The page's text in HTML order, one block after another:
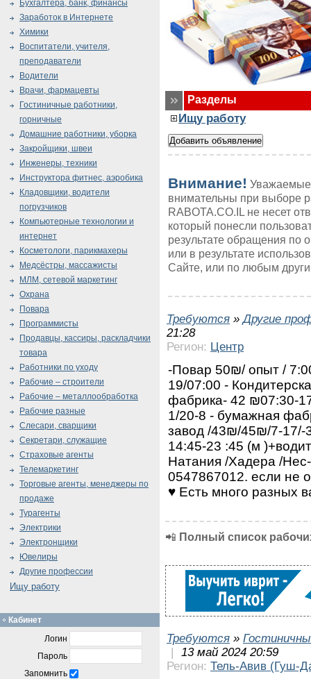
Разделы
Ищу работу
Внимание! Уважаемые
внимательны при выборе
RABOTA.CO.IL не несет
который понесли
результате обращения
или в результате
Сайте, или по любым
Требуются »Другие
21:28
Регион: Центр
-Повар 50₪/ опыт /
19/07:00 -
фабрика- 42 ₪07:30-
1/20-8 - бумажная
завод /43₪/45₪/7-17/-
14:45-23 :45 (м
Натания /Хадера /
0547867012. если не
♥️ Есть много разных
📲 Полный список
Требуются »
|
13 май 2024 20:59
Регион: Тель-Авив (Гуш-
Бухгалтера, банк, финансы
Заработок в Интернете
Химики
Воспитатели, учителя,
преподаватели
Водители
Врачи, фармацевты
Гостиничные работники,
горничные
Домашние работники, уборка
Закройщики, швеи
Инженеры, техники
Инструктора фитнес, аэробика
Кладовщики, водители
погрузчиков
Компьютерные технологии и
интернет
Косметологи, парикмахеры
Медсёстры, массажисты
МЛМ, сетевой маркетинг
Охрана
Повара
Программисты
Продавцы, кассиры, раскладчики
товара
Работники по уходу
Рабочие – строители
Рабочие – металлообработка
Рабочие разные
Слесари, сварщики
Секретари, служащие
Страховые агенты
Телемаркетинг
Торговые агенты, менеджеры по
продаже
Турагенты
Электрики
Электронщики
Ювелиры
Другие профессии
Ищу работу
Кабинет
Логин
Пароль
Запомнить